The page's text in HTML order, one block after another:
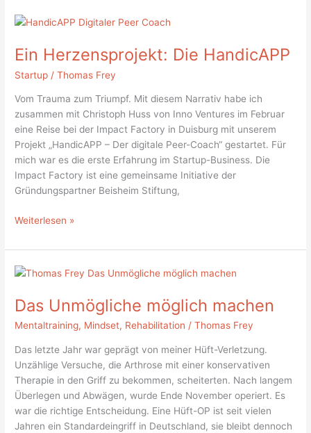
Ein Herzensprojekt: Die HandicAPP
Startup /Thomas Frey
Vom Trauma zum Triumpf. Mit diesem Narrativ habe ich
zusammen mit Christoph Huss von Inno Ventures im Februar
eine Reise bei der Impact Factory in Duisburg mit unserem
Projekt „HandicAPP – Der digitale Peer-Coach“ gestartet. Für
mich war es die erste Erfahrung im Startup-Business. Die
Impact Factory ist eine gemeinsame Initiative der
Gründungspartner Beisheim Stiftung,
Ein
Die
Weiterlesen »
Das Unmögliche möglich machen
Mentaltraining, Mindset, Rehabilitation /Thomas Frey
Das letzte Jahr war geprägt von meiner Hüft-Verletzung.
Unzählige Versuche, die Arthrose mit einer konservativen
Therapie in den Griff zu bekommen, scheiterten. Nach langem
Überlegen und Abwägen, wurde Ende November operiert. Es
war die richtige Entscheidung. Eine Hüft-OP ist seit vielen
Jahren ein Standardeingriff in Deutschland, sie bleibt dennoch
Das
möglich